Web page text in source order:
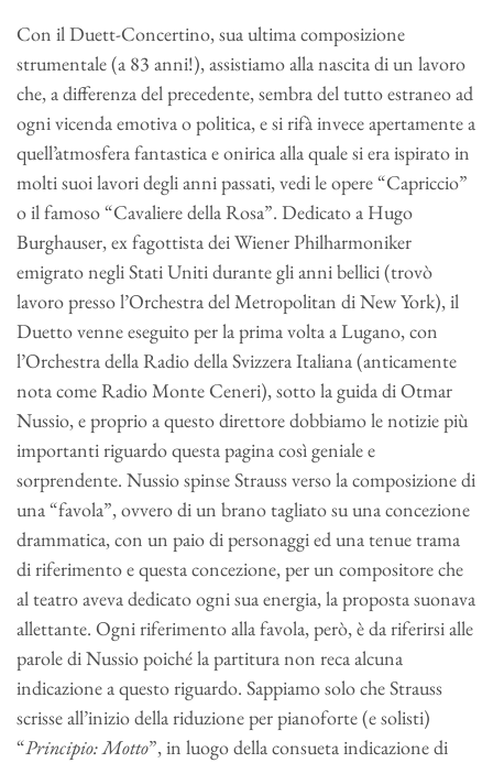
Con il Duett-Concertino, sua ultima composizione
strumentale (a 83 anni!), assistiamo alla nascita di un lavoro
che, a differenza del precedente, sembra del tutto estraneo ad
ogni vicenda emotiva o politica, e si rifà invece apertamente a
quell’atmosfera fantastica e onirica alla quale si era ispirato in
molti suoi lavori degli anni passati, vedi le opere “Capriccio”
o il famoso “Cavaliere della Rosa”. Dedicato a Hugo
Burghauser, ex fagottista dei Wiener Philharmoniker
emigrato negli Stati Uniti durante gli anni bellici (trovò
lavoro presso l’Orchestra del Metropolitan di New York), il
Duetto venne eseguito per la prima volta a Lugano, con
l’Orchestra della Radio della Svizzera Italiana (anticamente
nota come Radio Monte Ceneri), sotto la guida di Otmar
Nussio, e proprio a questo direttore dobbiamo le notizie più
importanti riguardo questa pagina così geniale e
sorprendente. Nussio spinse Strauss verso la composizione di
una “favola”, ovvero di un brano tagliato su una concezione
drammatica, con un paio di personaggi ed una tenue trama
di riferimento e questa concezione, per un compositore che
al teatro aveva dedicato ogni sua energia, la proposta suonava
allettante. Ogni riferimento alla favola, però, è da riferirsi alle
parole di Nussio poiché la partitura non reca alcuna
indicazione a questo riguardo. Sappiamo solo che Strauss
scrisse all’inizio della riduzione per pianoforte (e solisti)
“Principio: Motto”, in luogo della consueta indicazione di